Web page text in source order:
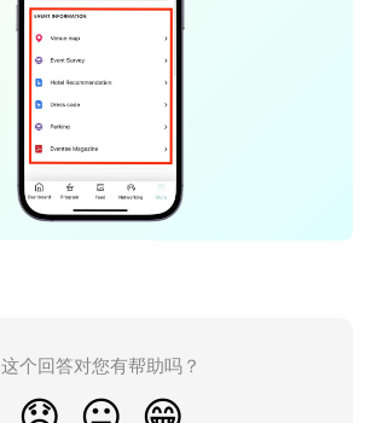
这个回答对您有帮助吗？